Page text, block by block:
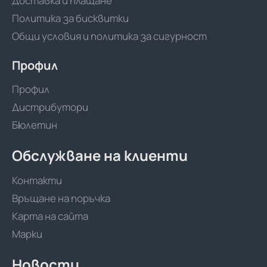
Политика за бисквитки
Общи условия и политика за сигурност
Профил
Профил
Дистрибутори
Бюлетин
Обслужване на клиенти
Контакти
Връщане на поръчка
Карта на сайта
Марки